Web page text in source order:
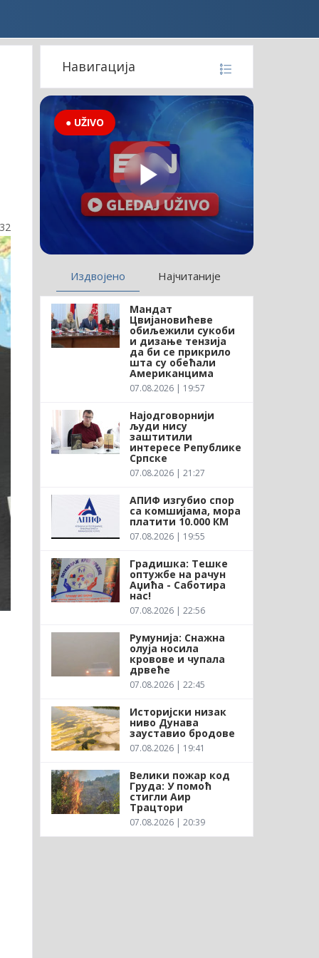
Навигација
● UŽIVO
Издвојено Најчитаније
Мандат
Цвијановићеве
обиљежили сукоби
и дизање тензија
да би се прикрило
шта су обећали
Американцима
07.08.2026 | 19:57
Најодговорнији
људи нису
заштитили
интересе Републике
Српске
07.08.2026 | 21:27
АПИФ изгубио спор
са комшијама, мора
платити 10.000 КМ
07.08.2026 | 19:55
Градишка: Тешке
оптужбе на рачун
Аџића - Саботира
нас!
07.08.2026 | 22:56
Румунија: Снажна
олуја носила
кровове и чупала
дрвеће
07.08.2026 | 22:45
Историјски низак
ниво Дунава
зауставио бродове
07.08.2026 | 19:41
Велики пожар код
Груда: У помоћ
стигли Аир
Трацтори
07.08.2026 | 20:39